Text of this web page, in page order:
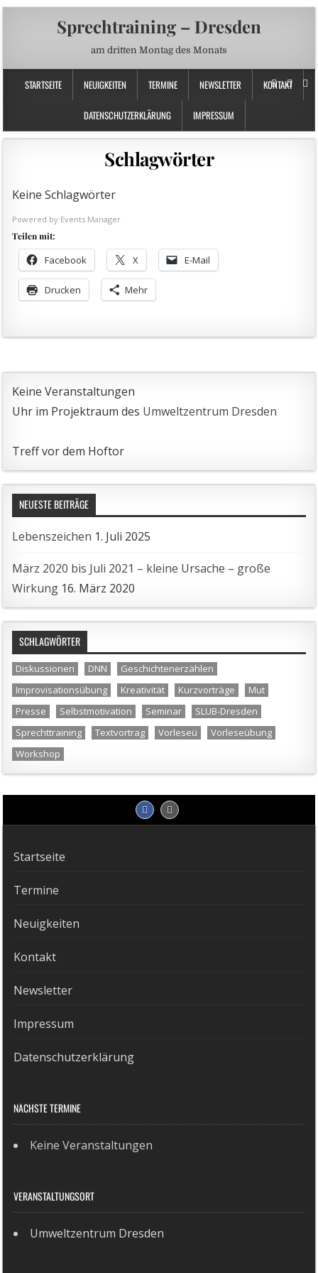
Sprechtraining – Dresden
am dritten Montag des Monats
STARTSEITE NEUIGKEITEN TERMINE NEWSLETTER KONTAKT
DATENSCHUTZERKLÄRUNG IMPRESSUM
Schlagwörter
Keine Schlagwörter
Powered by Events Manager
Teilen mit:
Facebook X E-Mail
Drucken Mehr
Keine Veranstaltungen
Uhr im Projektraum des Umweltzentrum Dresden
Treff vor dem Hoftor
NEUESTE BEITRÄGE
Lebenszeichen 1. Juli 2025
März 2020 bis Juli 2021 – kleine Ursache – große
Wirkung 16. März 2020
SCHLAGWÖRTER
Diskussionen DNN
Geschichtenerzählen
Improvisationsübung
Kreativität Kurzvorträge
Mut
Presse
Selbstmotivation Seminar
SLUB-Dresden
Sprechttraining
Textvortrag Vorleseü
Vorleseübung
Workshop
Startseite
Termine
Neuigkeiten
Kontakt
Newsletter
Impressum
Datenschutzerklärung
NÄCHSTE TERMINE
Keine Veranstaltungen
VERANSTALTUNGSORT
Umweltzentrum Dresden